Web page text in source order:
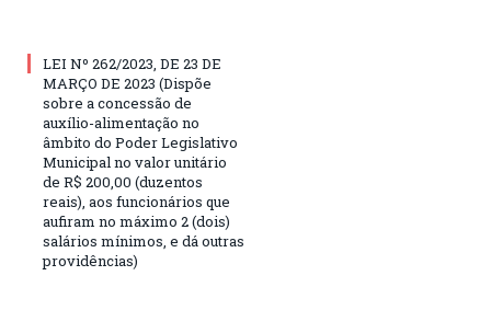
LEI Nº 262/2023, DE 23 DE
MARÇO DE 2023 (Dispõe
sobre a concessão de
auxílio-alimentação no
âmbito do Poder Legislativo
Municipal no valor unitário
de R$ 200,00 (duzentos
reais), aos funcionários que
aufiram no máximo 2 (dois)
salários mínimos, e dá outras
providências)